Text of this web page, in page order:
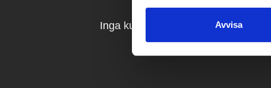
Avvisa
Inga kundcase tillgängliga för denna